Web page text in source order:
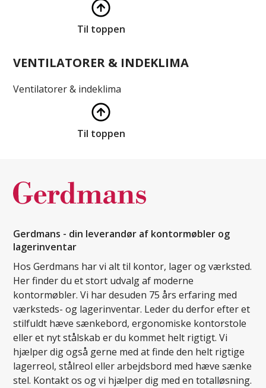
Til toppen
VENTILATORER & INDEKLIMA
Ventilatorer & indeklima
Til toppen
Gerdmans - din leverandør af kontormøbler og
lagerinventar
Hos Gerdmans har vi alt til kontor, lager og værksted.
Her finder du et stort udvalg af moderne
kontormøbler. Vi har desuden 75 års erfaring med
værksteds- og lagerinventar. Leder du derfor efter et
stilfuldt hæve sænkebord, ergonomiske kontorstole
eller et nyt stålskab er du kommet helt rigtigt. Vi
hjælper dig også gerne med at finde den helt rigtige
lagerreol, stålreol eller arbejdsbord med hæve sænke
stel. Kontakt os og vi hjælper dig med en totalløsning.